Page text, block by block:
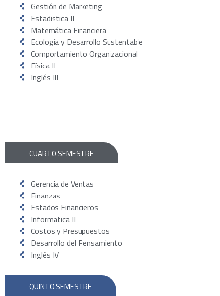
Gestión de Marketing
Estadistica II
Matemática Financiera
Ecología y Desarrollo Sustentable
Comportamiento Organizacional
Física II
Inglés III
CUARTO SEMESTRE
Gerencia de Ventas
Finanzas
Estados Financieros
Informatica II
Costos y Presupuestos
Desarrollo del Pensamiento
Inglés IV
QUINTO SEMESTRE